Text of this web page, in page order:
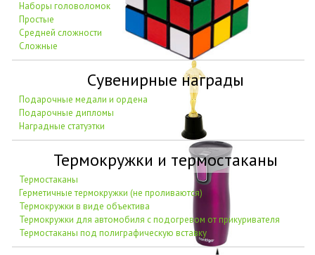
Наборы головоломок
Простые
Средней сложности
Сложные
Сувенирные награды
Подарочные медали и ордена
Подарочные дипломы
Наградные статуэтки
Термокружки и термостаканы
Термостаканы
Герметичные термокружки (не проливаются)
Термокружки в виде объектива
Термокружки для автомобиля с подогревом от прикуривателя
Термостаканы под полиграфическую вставку